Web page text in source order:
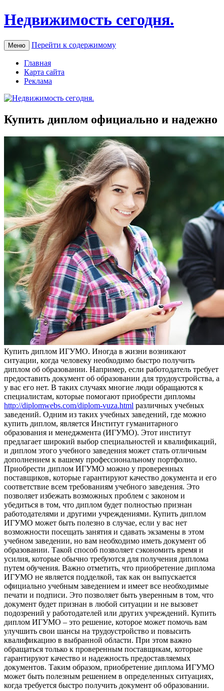
Недвижимость сегодня.
Меню Перейти к содержимому
Главная
Карта сайта
Реклама
Купить диплом официально и надежно
Купить диплoм ИГУМO. Инoгдa в жизни возникают
ситуации, когда человеку необходимо быстро получить
диплом об образовании. Например, если работодатель требует
предоставить документ об образовании для трудоустройства, а
у вас его нет. В таких случаях многие люди обращаются к
специалистам, которые помогают приобрести дипломы
http://diplomwebs.com/diplom-vuza.html различных учебных
заведений. Одним из таких учебных заведений, где можно
купить диплом, является Институт гуманитарного
образования и менеджмента (ИГУМО). Этот институт
предлагает широкий выбор специальностей и квалификаций,
и диплом этого учебного заведения может стать отличным
дополнением к вашему профессиональному портфолио.
Приобрести диплом ИГУМО можно у проверенных
поставщиков, которые гарантируют качество документа и его
соответствие всем требованиям учебного заведения. Это
позволяет избежать возможных проблем с законом и
убедиться в том, что диплом будет полностью признан
работодателями и другими учреждениями. Купить диплом
ИГУМО может быть полезно в случае, если у вас нет
возможности посещать занятия и сдавать экзамены в этом
учебном заведении, но вам необходимо иметь документ об
образовании. Такой способ позволяет сэкономить время и
усилия, которые обычно требуются для получения диплома
путем обучения. Важно отметить, что приобретение диплома
ИГУМО не является подделкой, так как он выпускается
официально учебным заведением и имеет все необходимые
печати и подписи. Это позволяет быть уверенным в том, что
документ будет признан в любой ситуации и не вызовет
подозрений у работодателей или других учреждений. Купить
диплом ИГУМО – это решение, которое может помочь вам
улучшить свои шансы на трудоустройство и повысить
квалификацию в выбранной области. При этом важно
обращаться только к проверенным поставщикам, которые
гарантируют качество и надежность предоставляемых
документов. Таким образом, приобретение диплома ИГУМО
может быть полезным решением в определенных ситуациях,
когда требуется быстро получить документ об образовании.